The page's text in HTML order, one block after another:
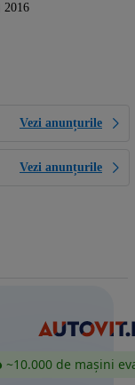
2016
Vezi anunțurile
Vezi anunțurile
~10.000 de mașini